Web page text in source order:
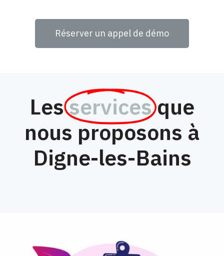
Réserver un appel de démo
Lesservices que
nous proposons à
Digne-les-Bains